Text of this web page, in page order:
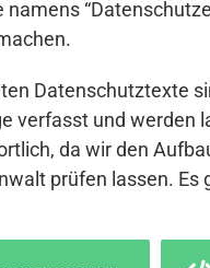
namens
Datenschutztexte
verfasst und werden
da wir den
prüfen lassen. Es